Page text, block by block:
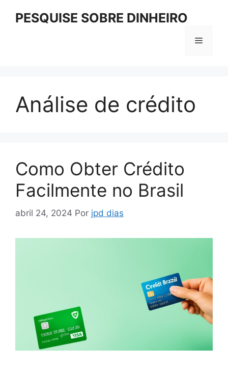
PESQUISE SOBRE DINHEIRO
Menu
Análise de crédito
Como Obter Crédito
Facilmente no Brasil
abril 24, 2024 Por jpd dias